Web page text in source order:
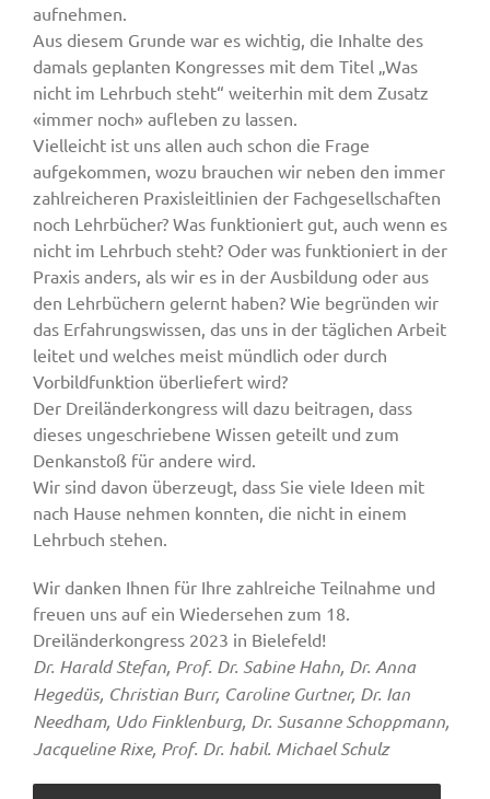
aufnehmen.
Aus diesem Grunde war es wichtig, die Inhalte des
damals geplanten Kongresses mit dem Titel „Was
nicht im Lehrbuch steht“ weiterhin mit dem Zusatz
«immer noch» aufleben zu lassen.
Vielleicht ist uns allen auch schon die Frage
aufgekommen, wozu brauchen wir neben den immer
zahlreicheren Praxisleitlinien der Fachgesellschaften
noch Lehrbücher? Was funktioniert gut, auch wenn es
nicht im Lehrbuch steht? Oder was funktioniert in der
Praxis anders, als wir es in der Ausbildung oder aus
den Lehrbüchern gelernt haben? Wie begründen wir
das Erfahrungswissen, das uns in der täglichen Arbeit
leitet und welches meist mündlich oder durch
Vorbildfunktion überliefert wird?
Der Dreiländerkongress will dazu beitragen, dass
dieses ungeschriebene Wissen geteilt und zum
Denkanstoß für andere wird.
Wir sind davon überzeugt, dass Sie viele Ideen mit
nach Hause nehmen konnten, die nicht in einem
Lehrbuch stehen.
Wir danken Ihnen für Ihre zahlreiche Teilnahme und
freuen uns auf ein Wiedersehen zum 18.
Dreiländerkongress 2023 in Bielefeld!
Dr. Harald Stefan, Prof. Dr. Sabine Hahn, Dr. Anna
Hegedüs, Christian Burr, Caroline Gurtner, Dr. Ian
Needham, Udo Finklenburg, Dr. Susanne Schoppmann,
Jacqueline Rixe, Prof. Dr. habil. Michael Schulz